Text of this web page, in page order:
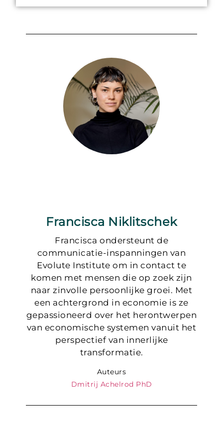
Francisca Niklitschek
Francisca ondersteunt de
communicatie-inspanningen van
Evolute Institute om in contact te
komen met mensen die op zoek zijn
naar zinvolle persoonlijke groei. Met
een achtergrond in economie is ze
gepassioneerd over het herontwerpen
van economische systemen vanuit het
perspectief van innerlijke
transformatie.
Auteurs
Dmitrij Achelrod PhD